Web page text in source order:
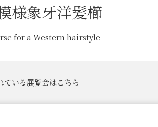
様象牙洋髪櫛
for a Western hairstyle
ている展覧会はこちら